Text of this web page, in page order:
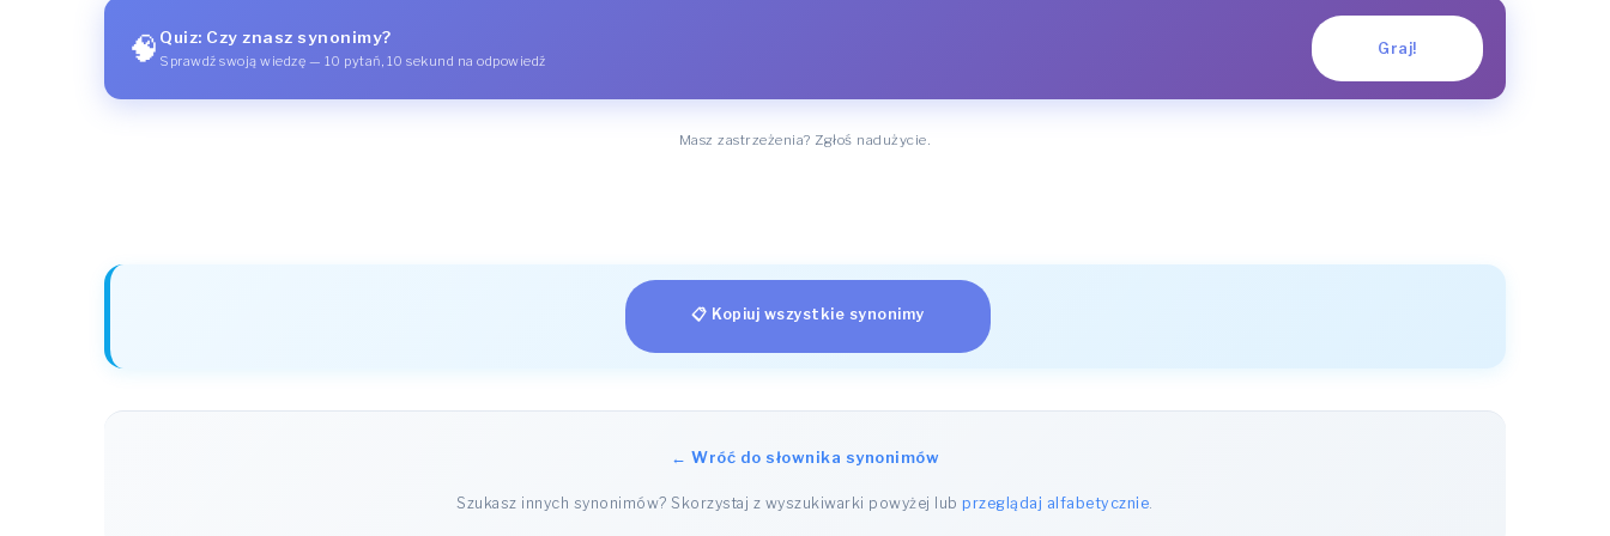
🧠 Quiz: Czy znasz synonimy?
Sprawdź swoją wiedzę — 10 pytań, 10 sekund na odpowiedź
Graj!
Masz zastrzeżenia? Zgłoś nadużycie.
📋 Kopiuj wszystkie synonimy
← Wróć do słownika synonimów
Szukasz innych synonimów? Skorzystaj z wyszukiwarki powyżej lubprzeglądaj alfabetycznie.